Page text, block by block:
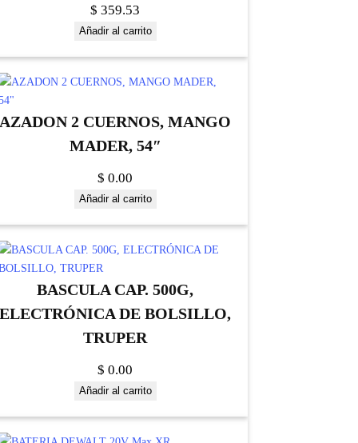
$ 359.53
Añadir al carrito
AZADON 2 CUERNOS, MANGO
MADER, 54″
$ 0.00
Añadir al carrito
BASCULA CAP. 500G,
ELECTRÓNICA DE BOLSILLO,
TRUPER
$ 0.00
Añadir al carrito